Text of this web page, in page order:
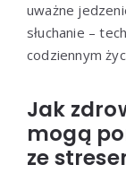
uważne
słuchanie –
codziennym
Jak
mogą
ze